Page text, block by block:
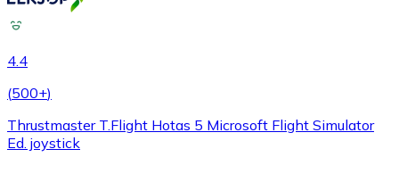
4.4
(500+)
Thrustmaster T.Flight Hotas 5 Microsoft Flight Simulator
Ed. joystick